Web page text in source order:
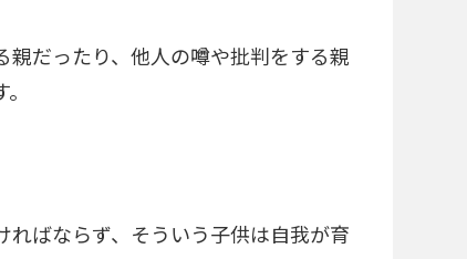
だったり、他人の噂や批判をする親
ばならず、そういう子供は自我が育